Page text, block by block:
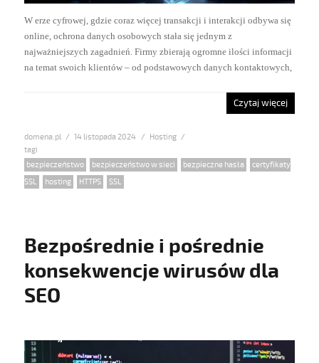
W erze cyfrowej, gdzie coraz więcej transakcji i interakcji odbywa się
online, ochrona danych osobowych stała się jednym z
najważniejszych zagadnień. Firmy zbierają ogromne ilości informacji
na temat swoich klientów – od podstawowych danych kontaktowych,
Czytaj więcej
domena.pl
Posted
14 listopada 2024 Categories
Hosting
Tags
bezpieczeństwo bezpieczeństwo w sieci bezpieczne hasła
certyfikaty
SSL
hosting HTTPS SSL
Bezpośrednie i pośrednie
konsekwencje wirusów dla
SEO